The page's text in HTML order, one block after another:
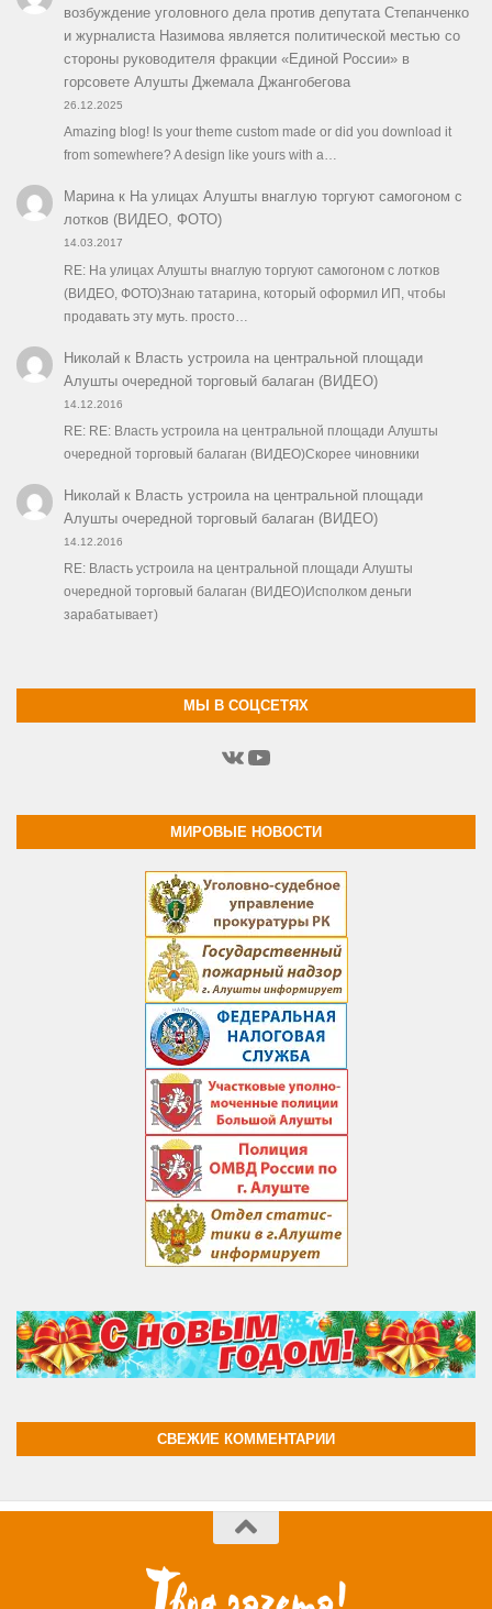
возбуждение уголовного дела против депутата Степанченко
и журналиста Назимова является политической местью со
стороны руководителя фракции «Единой России» в
горсовете Алушты Джемала Джангобегова
26.12.2025
Amazing blog! Is your theme custom made or did you download it
from somewhere? A design like yours with a…
Маринак На улицах Алушты внаглую торгуют самогоном с
лотков (ВИДЕО, ФОТО)
14.03.2017
RE: На улицах Алушты внаглую торгуют самогоном с лотков
(ВИДЕО, ФОТО)Знаю татарина, который оформил ИП, чтобы
продавать эту муть. просто…
Николайк Власть устроила на центральной площади
Алушты очередной торговый балаган (ВИДЕО)
14.12.2016
RE: RE: Власть устроила на центральной площади Алушты
очередной торговый балаган (ВИДЕО)Скорее чиновники
Николайк Власть устроила на центральной площади
Алушты очередной торговый балаган (ВИДЕО)
14.12.2016
RE: Власть устроила на центральной площади Алушты
очередной торговый балаган (ВИДЕО)Исполком деньги
зарабатывает)
МЫ В СОЦСЕТЯХ
ВКонтакте
YouTube
МИРОВЫЕ НОВОСТИ
СВЕЖИЕ КОММЕНТАРИИ